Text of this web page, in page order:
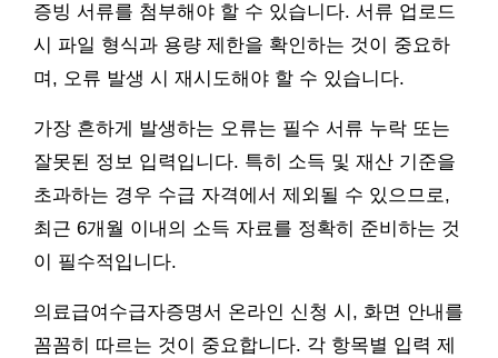
증빙 서류를 첨부해야 할 수 있습니다. 서류 업로드
시 파일 형식과 용량 제한을 확인하는 것이 중요하
며, 오류 발생 시 재시도해야 할 수 있습니다.
가장 흔하게 발생하는 오류는 필수 서류 누락 또는
잘못된 정보 입력입니다. 특히 소득 및 재산 기준을
초과하는 경우 수급 자격에서 제외될 수 있으므로,
최근 6개월 이내의 소득 자료를 정확히 준비하는 것
이 필수적입니다.
의료급여수급자증명서 온라인 신청 시, 화면 안내를
꼼꼼히 따르는 것이 중요합니다. 각 항목별 입력 제